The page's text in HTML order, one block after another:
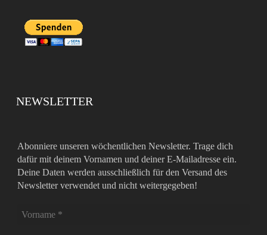
NEWSLETTER
Abonniere unseren wöchentlichen Newsletter. Trage dich
dafür mit deinem Vornamen und deiner E-Mailadresse ein.
Deine Daten werden ausschließlich für den Versand des
Newsletter verwendet und nicht weitergegeben!